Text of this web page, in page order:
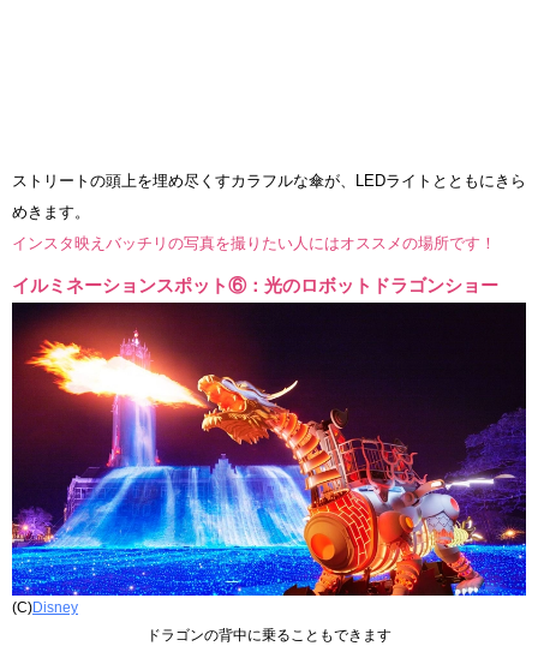
ストリートの頭上を埋め尽くすカラフルな傘が、LEDライトとともにきら
めきます。
インスタ映えバッチリの写真を撮りたい人にはオススメの場所です！
イルミネーションスポット⑥：光のロボットドラゴンショー
(C)Disney
ドラゴンの背中に乗ることもできます